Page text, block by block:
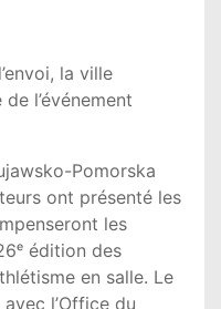
la ville
l’événement
Pomorska
ont présenté les
les
édition des
en salle. Le
l’Office du